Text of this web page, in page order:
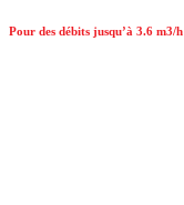
Pour des débits jusqu’à 3.6 m3/h